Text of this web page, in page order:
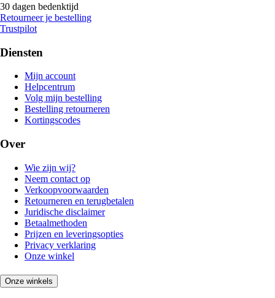
30 dagen bedenktijd
Retourneer je bestelling
Trustpilot
Diensten
Mijn account
Helpcentrum
Volg mijn bestelling
Bestelling retourneren
Kortingscodes
Over
Wie zijn wij?
Neem contact op
Verkoopvoorwaarden
Retourneren en terugbetalen
Juridische disclaimer
Betaalmethoden
Prijzen en leveringsopties
Privacy verklaring
Onze winkel
Onze winkels